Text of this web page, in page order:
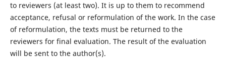
to reviewers (at least two). It is up to them to recommend
acceptance, refusal or reformulation of the work. In the case
of reformulation, the texts must be returned to the
reviewers for final evaluation. The result of the evaluation
will be sent to the author(s).